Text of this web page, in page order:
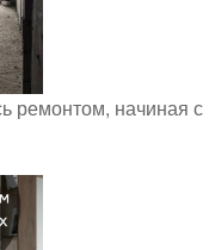
ремонтом, начиная с